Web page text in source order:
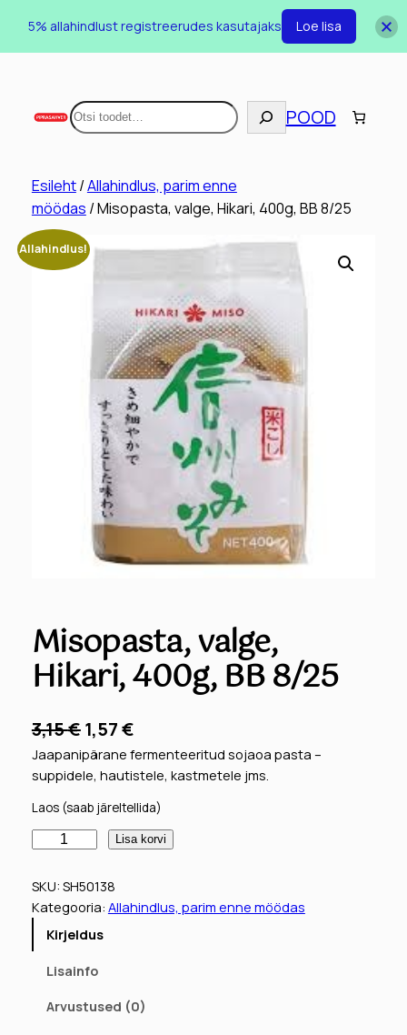
Otsi POOD
Esileht/Allahindlus, parim enne
möödas / Misopasta, valge, Hikari, 400g, BB 8/25
Allahindlus!
Misopasta, valge,
Hikari, 400g, BB 8/25
3,15€A
l
g
n
e
i
n
d
l
1,57€P
r
a
e
g
n
n
Jaapanipärane fermenteeritud sojaoa pasta –
suppidele, hautistele, kastmetele jms.
Laos (saab järeltellida)
s
o
p
Lisa korvi
SKU: SH50138
Kategooria: Allahindlus, parim enne möödas
Kirjeldus
Lisainfo
Arvustused (0)
5% allahindlust registreerudes kasutajaks Loe lisa